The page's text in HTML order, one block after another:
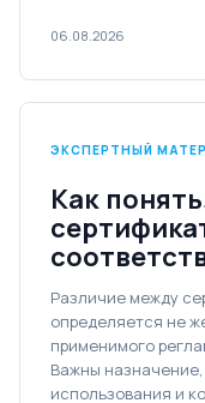
06.08.2026
ЭКСПЕРТНЫЙ
Как
Различие между
определяется не
применимого
Важны назначение,
использования и